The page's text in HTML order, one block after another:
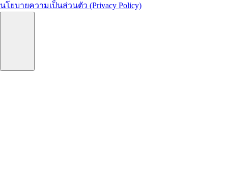
นโยบายความเป็นส่วนตัว (Privacy Policy)